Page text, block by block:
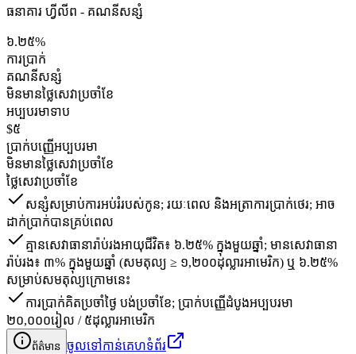
ធនាគារ ហ្វីលីព - គណនី​សន្សំ
៦.២៥%
ការប្រាក់
គណនី​សន្សំ
មិនមានថ្លៃសេវាប្រចាំខែ
អប្បបរមាទាប
$៥
ប្រាក់បញ្ញើអប្បបរមា
មិនមានថ្លៃសេវាប្រចាំខែ
ថ្លៃសេវាប្រចាំខែ
សន្សំសម្រាប់ការអប់រំរបស់កូន; រយៈពេល និងអត្រាការប្រាក់ថេរ; អាច
ដាក់ប្រាក់បានគ្រប់ពេល
គ្មានសេវាធានារ៉ាប់រងអាយុជីវិត៖ ៦.២៥% ក្នុងមួយឆ្នាំ; មានសេវាធានា
រ៉ាប់រង៖ ៣% ក្នុងមួយឆ្នាំ (សមតុល្យ ≥ ១,២០០ដុល្លារអាមេរិក) ឬ ៦.២៥%
សម្រាប់សមតុល្យក្រោមនេះ
ការប្រាក់គិតប្រចាំថ្ងៃ បង់ប្រចាំខែ; ប្រាក់បញ្ញើដំបូងអប្បបរមា
២០,០០០រៀល / ៥ដុល្លារអាមេរិក
ព័ត៌មាន ចូលទៅកាន់គេហទំព័រ